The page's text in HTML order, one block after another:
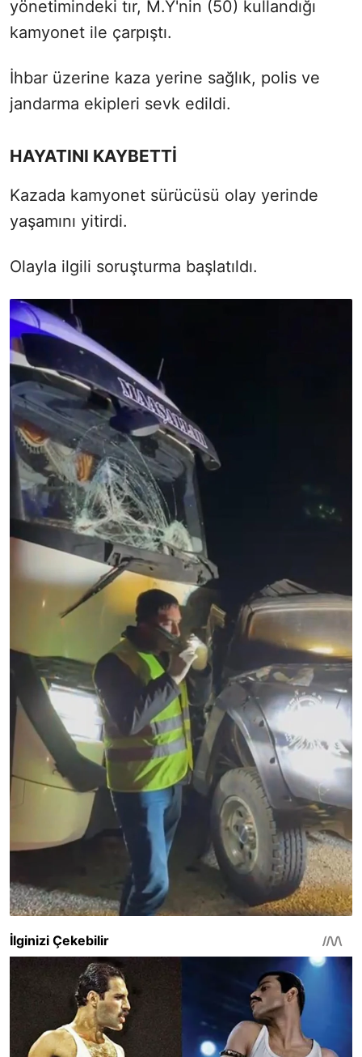
yönetimindeki tır, M.Y'nin (50) kullandığı
kamyonet ile çarpıştı.
İhbar üzerine kaza yerine sağlık, polis ve
jandarma ekipleri sevk edildi.
HAYATINI KAYBETTİ
Kazada kamyonet sürücüsü olay yerinde
yaşamını yitirdi.
Olayla ilgili soruşturma başlatıldı.